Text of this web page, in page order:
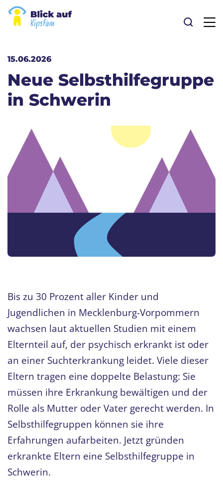
15.06.2026
Neue Selbsthilfegruppe
in Schwerin
Bis zu 30 Prozent aller Kinder und
Jugendlichen in Mecklenburg-Vorpommern
wachsen laut aktuellen Studien mit einem
Elternteil auf, der psychisch erkrankt ist oder
an einer Suchterkrankung leidet. Viele dieser
Eltern tragen eine doppelte Belastung: Sie
müssen ihre Erkrankung bewältigen und der
Rolle als Mutter oder Vater gerecht werden. In
Selbsthilfegruppen können sie ihre
Erfahrungen aufarbeiten. Jetzt gründen
erkrankte Eltern eine Selbsthilfegruppe in
Schwerin.